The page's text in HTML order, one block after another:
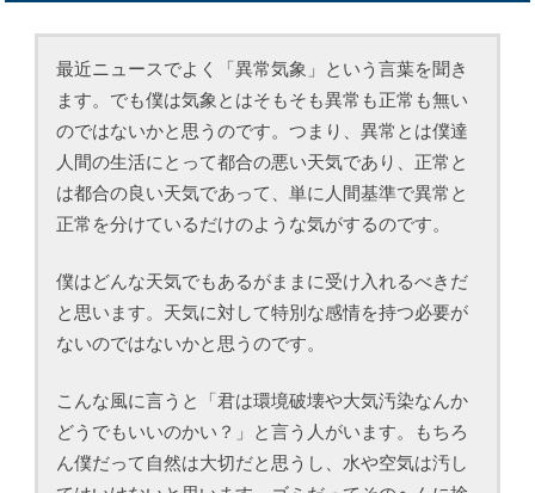
最近ニュースでよく「異常気象」という言葉を聞き
ます。でも僕は気象とはそもそも異常も正常も無い
のではないかと思うのです。つまり、異常とは僕達
人間の生活にとって都合の悪い天気であり、正常と
は都合の良い天気であって、単に人間基準で異常と
正常を分けているだけのような気がするのです。
僕はどんな天気でもあるがままに受け入れるべきだ
と思います。天気に対して特別な感情を持つ必要が
ないのではないかと思うのです。
こんな風に言うと「君は環境破壊や大気汚染なんか
どうでもいいのかい？」と言う人がいます。もちろ
ん僕だって自然は大切だと思うし、水や空気は汚し